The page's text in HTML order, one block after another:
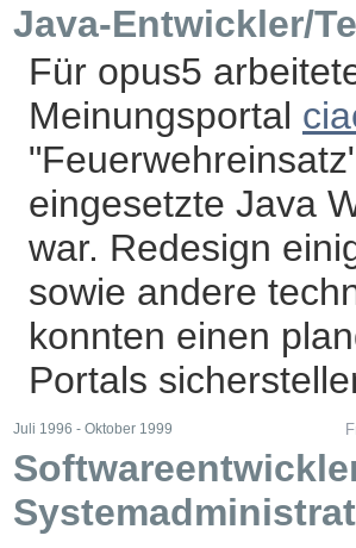
Java-Entwickler/
Für opus5
Meinungsportal
eingesetzte Java
war. Redesign
sowie andere
konnten einen
Portals
Juli 1996 - Oktober 1999